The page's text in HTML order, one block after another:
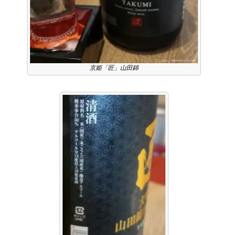
京姫「匠」山田錦